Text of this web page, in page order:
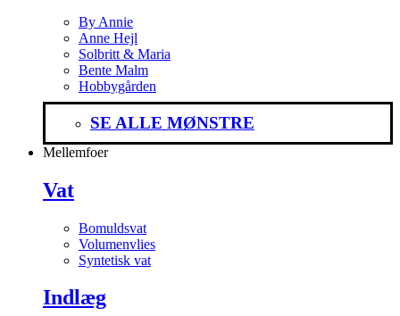
By Annie
Anne Hejl
Solbritt & Maria
Bente Malm
Hobbygården
SE ALLE MØNSTRE
Mellemfoer
Vat
Bomuldsvat
Volumenvlies
Syntetisk vat
Indlæg